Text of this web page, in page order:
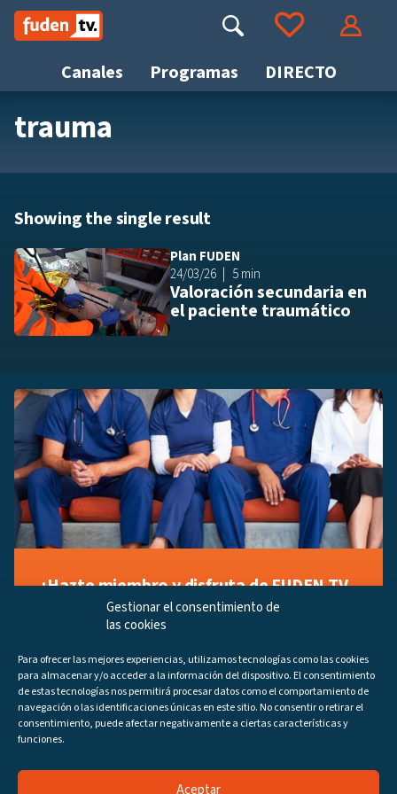
Gestionar el consentimiento de
las cookies
Para ofrecer las mejores experiencias, utilizamos tecnologías como las cookies
para almacenar y/o acceder a la información del dispositivo. El consentimiento
de estas tecnologías nos permitirá procesar datos como el comportamiento de
navegación o las identificaciones únicas en este sitio. No consentir o retirar el
consentimiento, puede afectar negativamente a ciertas características y
funciones.
Aceptar
Saltar
contenido
Canales Programas DIRECTO
Buscar Ir a tus favoritos
trauma
Showing the single result
Plan FUDEN
24/03/26
5 min
Valoración secundaria en
el paciente traumático
¡Hazte miembro y disfruta de FUDEN TV
a tu manera!
Regístrate ahora gratuitamente y marca tus videos
los últimos programas disponibles.
Regístrate ahora